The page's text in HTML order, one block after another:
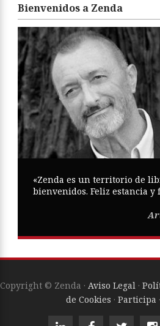
Bienvenidos a Zenda
«Zenda es un territorio de
bienvenidos. Feliz estancia y
Copyright © Zenda · Aviso Legal ·
de Cookies · Participa ·